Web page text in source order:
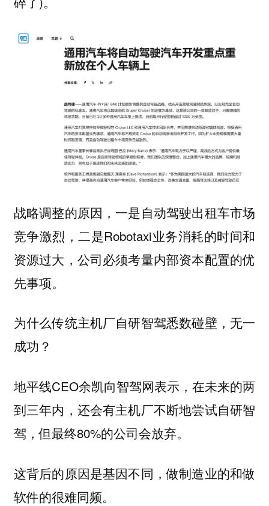
战略调整的原因，一是自动驾驶出租车市场
竞争激烈，二是Robotaxi业务消耗的时间和
资源过大，公司必须考量内部资本配置的优
先事项。
为什么传统主机厂自研智驾悉数碰壁，无一
成功？
地平线CEO余凯向智驾网表示，在未来的两
到三年内，还会有主机厂不断地尝试自研智
驾，但最终80%的公司会放弃。
这背后的原因是基因不同，做制造业的和做
软件的很难同频。